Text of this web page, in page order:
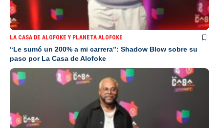
LA CASA DE ALOFOKE Y PLANETA ALOFOKE
“Le sumó un 200% a mi carrera”: Shadow Blow sobre su
paso por La Casa de Alofoke